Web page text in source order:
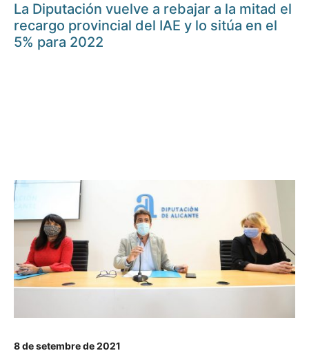
La Diputación vuelve a rebajar a la mitad el
recargo provincial del IAE y lo sitúa en el
5% para 2022
8 de setembre de 2021